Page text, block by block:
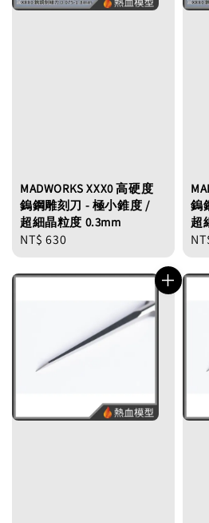
MADWORKS XXX0 高硬度
鎢鋼雕刻刀 - 極小錐度 /
超細晶粒度 0.3mm
Regular
NT$ 630
鎢
超